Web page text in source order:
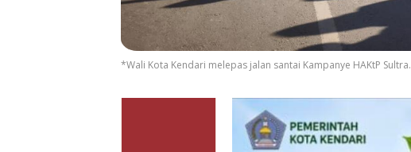
*Wali Kota Kendari melepas jalan santai Kampanye HAKtP Sultra.